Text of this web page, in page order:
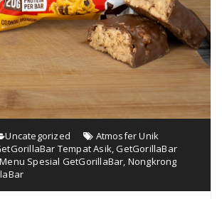
Uncategorized
Atmosfer Unik
Tempat Asik ,GetGorillaBar
Menu Spesial GetGorillaBar Nongkrong